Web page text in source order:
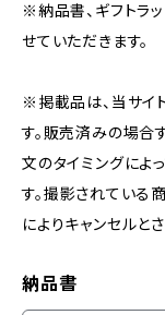
※納品書、ギフトラ
せていただきます。
※掲載品は、当サイ
す。販売済みの場合
文のタイミングによ
す。撮影されている
によりキャンセルと
納品書